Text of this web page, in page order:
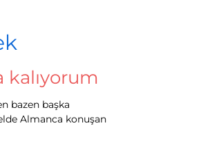
kalıyorum
bazen başka
Almanca konuşan